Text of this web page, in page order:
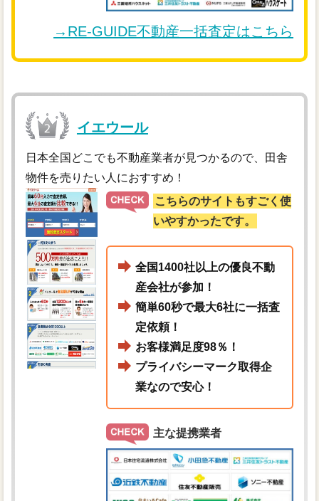
→RE-GUIDE不動産一括査定はこちら
イエウール
日本全国どこでも不動産業者が見つかるので、田舎
物件を売りたい人におすすめ！
こちらのサイトもすごく使
いやすかったです。
全国1400社以上の優良不動
産会社が参加！
簡単60秒で最大6社に一括査
定依頼！
お客様満足度98％！
プライバシーマーク取得企
業なので安心！
主な提携業者